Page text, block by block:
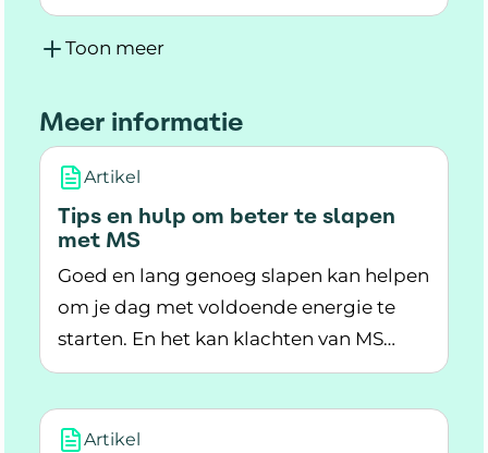
Lees meer over MS?
Toon meer
Meer informatie
Artikel
Tips en hulp om beter te slapen
met MS
Goed en lang genoeg slapen kan helpen
om je dag met voldoende energie te
starten. En het kan klachten van MS
minder erg maken. Voor veel mensen
Wat helpt om beter te slapen als je MS
Lees meer over Tips en hulp om beter te
Artikel